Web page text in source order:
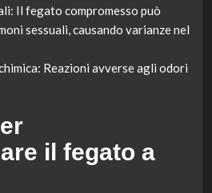
Il fegato compromesso può
sessuali, causando varianze nel
Reazioni avverse agli odori
il fegato a